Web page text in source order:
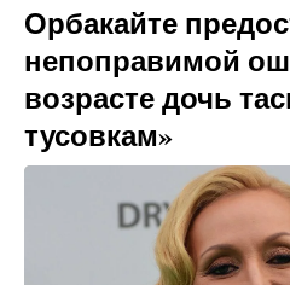
Орбакайте
непоправимой
возрасте дочь
тусовкам»